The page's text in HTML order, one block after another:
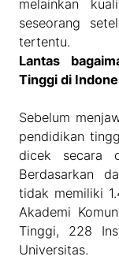
melainkan
seseorang
tertentu.
Lantas
Tinggi di
Sebelum
pendidikan
dicek secara
Berdasarkan
tidak memiliki
Akademi
Tinggi, 228
Universitas.